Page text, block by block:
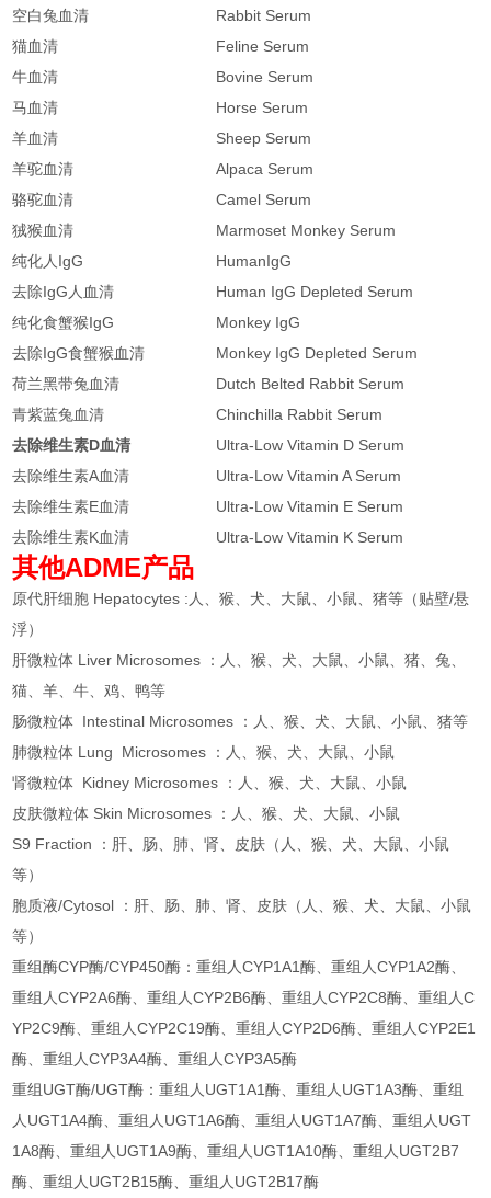
空白兔血清
Rabbit Serum
猫血清
Feline Serum
牛血清
Bovine Serum
马血清
Horse Serum
羊血清
Sheep Serum
羊驼血清
Alpaca Serum
骆驼血清
Camel Serum
狨猴血清
Marmoset Monkey Serum
纯化人IgG
HumanIgG
去除IgG人血清
Human IgG Depleted Serum
纯化食蟹猴IgG
Monkey IgG
去除IgG食蟹猴血清
Monkey IgG Depleted Serum
荷兰黑带兔血清
Dutch Belted Rabbit Serum
青紫蓝兔血清
Chinchilla Rabbit Serum
去除维生素D血清
Ultra-Low Vitamin D Serum
去除维生素A血清
Ultra-Low Vitamin A Serum
去除维生素E血清
Ultra-Low Vitamin E Serum
去除维生素K血清
Ultra-Low Vitamin K Serum
其他ADME产品
原代肝细胞 Hepatocytes :人、猴、犬、大鼠、小鼠、猪等（贴壁/悬
浮）
肝微粒体 Liver Microsomes ：人、猴、犬、大鼠、小鼠、猪、兔、
猫、羊、牛、鸡、鸭等
肠微粒体 Intestinal Microsomes ：人、猴、犬、大鼠、小鼠、猪等
肺微粒体 Lung Microsomes ：人、猴、犬、大鼠、小鼠
肾微粒体 Kidney Microsomes ：人、猴、犬、大鼠、小鼠
皮肤微粒体 Skin Microsomes ：人、猴、犬、大鼠、小鼠
S9 Fraction ：肝、肠、肺、肾、皮肤（人、猴、犬、大鼠、小鼠
等）
胞质液/Cytosol ：肝、肠、肺、肾、皮肤（人、猴、犬、大鼠、小鼠
等）
重组酶CYP酶/CYP450酶：重组人CYP1A1酶、重组人CYP1A2酶、
重组人CYP2A6酶、重组人CYP2B6酶、重组人CYP2C8酶、重组人C
YP2C9酶、重组人CYP2C19酶、重组人CYP2D6酶、重组人CYP2E1
酶、重组人CYP3A4酶、重组人CYP3A5酶
重组UGT酶/UGT酶：重组人UGT1A1酶、重组人UGT1A3酶、重组
人UGT1A4酶、重组人UGT1A6酶、重组人UGT1A7酶、重组人UGT
1A8酶、重组人UGT1A9酶、重组人UGT1A10酶、重组人UGT2B7
酶、重组人UGT2B15酶、重组人UGT2B17酶